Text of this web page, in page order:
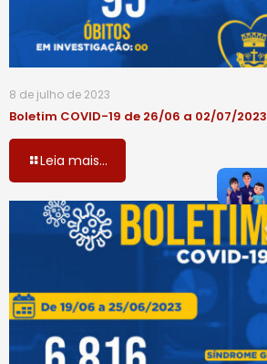
8 de julho de 2023
Boletim COVID-19 de 26/06 a 02/07/2023
Leia mais...